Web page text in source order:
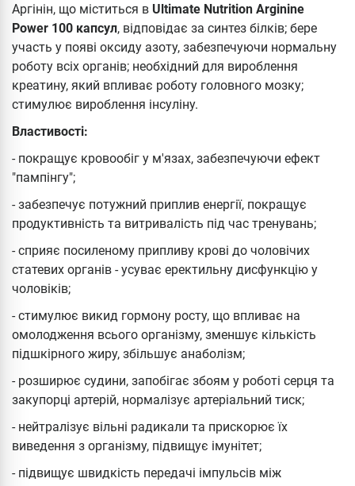
Аргінін, що міститься в Ultimate Nutrition Arginine
Power 100 капсул, відповідає за синтез білків; бере
участь у появі оксиду азоту, забезпечуючи нормальну
роботу всіх органів; необхідний для вироблення
креатину, який впливає роботу головного мозку;
стимулює вироблення інсуліну.
Властивості:
- покращує кровообіг у м'язах, забезпечуючи ефект
"пампінгу";
- забезпечує потужний приплив енергії, покращує
продуктивність та витривалість під час тренувань;
- сприяє посиленому припливу крові до чоловічих
статевих органів - усуває еректильну дисфункцію у
чоловіків;
- стимулює викид гормону росту, що впливає на
омолодження всього організму, зменшує кількість
підшкірного жиру, збільшує анаболізм;
- розширює судини, запобігає збоям у роботі серця та
закупорці артерій, нормалізує артеріальний тиск;
- нейтралізує вільні радикали та прискорює їх
виведення з організму, підвищує імунітет;
- підвищує швидкість передачі імпульсів між